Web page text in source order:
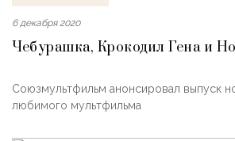
6 декабря 2020
Чебурашка, Крокодил Гена и
Союзмультфильм анонсировал выпуск
любимого мультфильма